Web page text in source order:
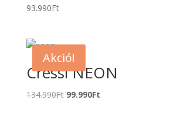
93.990Ft
Akció!
Cressi NEON
134.990Ft Original
99.990FtCurrent